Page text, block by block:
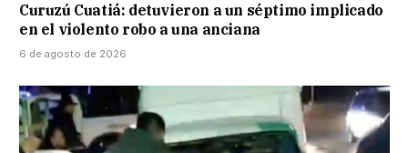
Curuzú Cuatiá: detuvieron a un séptimo implicado
en el violento robo a una anciana
6 de agosto de 2026